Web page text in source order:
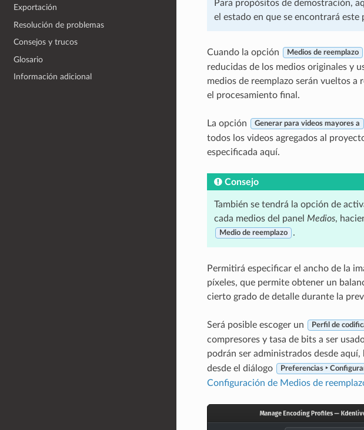
Exportación
Resolución de problemas
Consejos y trucos
Glosario
Información adicional
Para propósitos de demostración,
el estado en que se encontrará este
Cuando la opción Medios de reemplazo
reducidas de los medios originales y
medios de reemplazo serán vueltos
el procesamiento final.
La opción Generar para videos mayores a
todos los videos agregados al
especificada aquí.
Consejo
También se tendrá la opción de
cada medios del panel Medios,
Medio de reemplazo .
Permitirá especificar el ancho de la
píxeles, que permite obtener un
cierto grado de detalle durante la
Será posible escoger un Perfil de
compresores y tasa de bits a ser
podrán ser administrados desde
desde el diálogo
Preferencias ‣
Configuración de Medios de